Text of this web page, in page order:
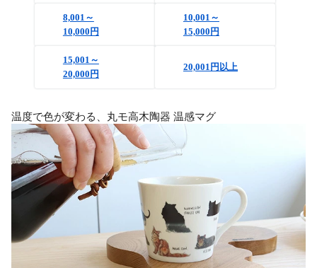
8,001～
10,000円
10,001～
15,000円
15,001～
20,000円
20,001円以上
温度で色が変わる、丸モ高木陶器 温感マグ